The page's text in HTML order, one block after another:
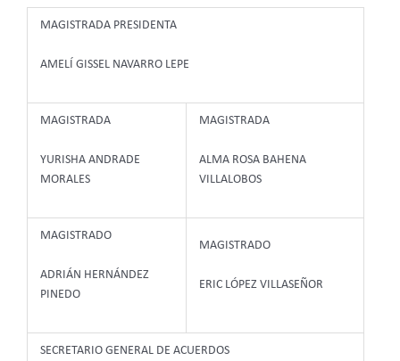
MAGISTRADA PRESIDENTA
AMELÍ GISSEL NAVARRO LEPE
MAGISTRADA
YURISHA ANDRADE
MORALES
MAGISTRADA
ALMA ROSA BAHENA
VILLALOBOS
MAGISTRADO
ADRIÁN HERNÁNDEZ
PINEDO
MAGISTRADO
ERIC LÓPEZ VILLASEÑOR
SECRETARIO GENERAL DE ACUERDOS